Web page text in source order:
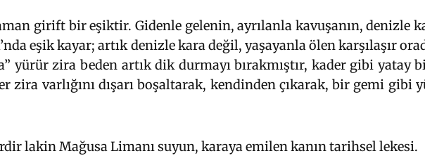
girift bir eşiktir. Gidenle gelenin, ayrılanla kavuşanın, denizle
eşik kayar; artık denizle kara değil, yaşayanla ölen karşılaşır
yürür zira beden artık dik durmayı bırakmıştır, kader gibi yatay
zira varlığını dışarı boşaltarak, kendinden çıkarak, bir gemi gibi
lakin Mağusa Limanı suyun, karaya emilen kanın tarihsel lekesi.